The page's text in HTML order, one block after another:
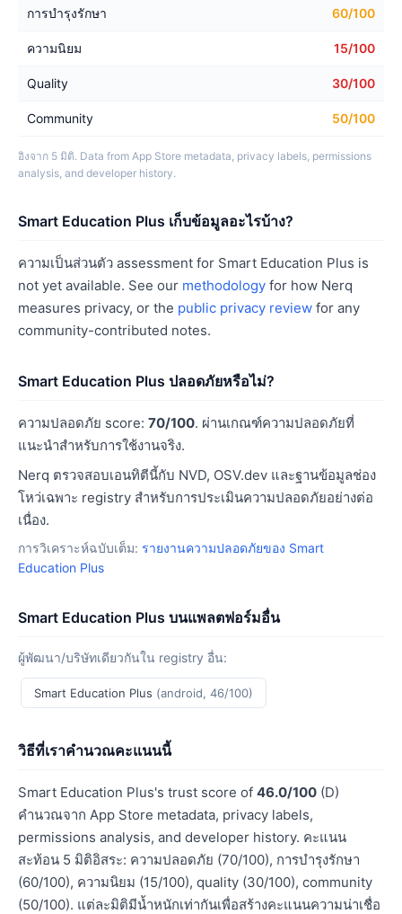
การบำรุงรักษา 60/100
ความนิยม 15/100
Quality 30/100
Community 50/100
อิงจาก 5 มิติ. Data from App Store metadata, privacy labels, permissions
analysis, and developer history.
Smart Education Plus เก็บข้อมูลอะไรบ้าง?
ความเป็นส่วนตัว assessment for Smart Education Plus is
not yet available. See our methodology for how Nerq
measures privacy, or the public privacy review for any
community-contributed notes.
Smart Education Plus ปลอดภัยหรือไม่?
ความปลอดภัย score: 70/100. ผ่านเกณฑ์ความปลอดภัยที่
แนะนำสำหรับการใช้งานจริง.
Nerq ตรวจสอบเอนทิตีนี้กับ NVD, OSV.dev และฐานข้อมูลช่อง
โหว่เฉพาะ registry สำหรับการประเมินความปลอดภัยอย่างต่อ
เนื่อง.
การวิเคราะห์ฉบับเต็ม: รายงานความปลอดภัยของ Smart
Education Plus
Smart Education Plus บนแพลตฟอร์มอื่น
ผู้พัฒนา/บริษัทเดียวกันใน registry อื่น:
Smart Education Plus (android, 46/100)
วิธีที่เราคำนวณคะแนนนี้
Smart Education Plus's trust score of 46.0/100 (D)
คำนวณจาก App Store metadata, privacy labels,
permissions analysis, and developer history. คะแนน
สะท้อน 5 มิติอิสระ: ความปลอดภัย (70/100), การบำรุงรักษา
(60/100), ความนิยม (15/100), quality (30/100), community
(50/100). แต่ละมิติมีน้ำหนักเท่ากันเพื่อสร้างคะแนนความน่าเชื่อ